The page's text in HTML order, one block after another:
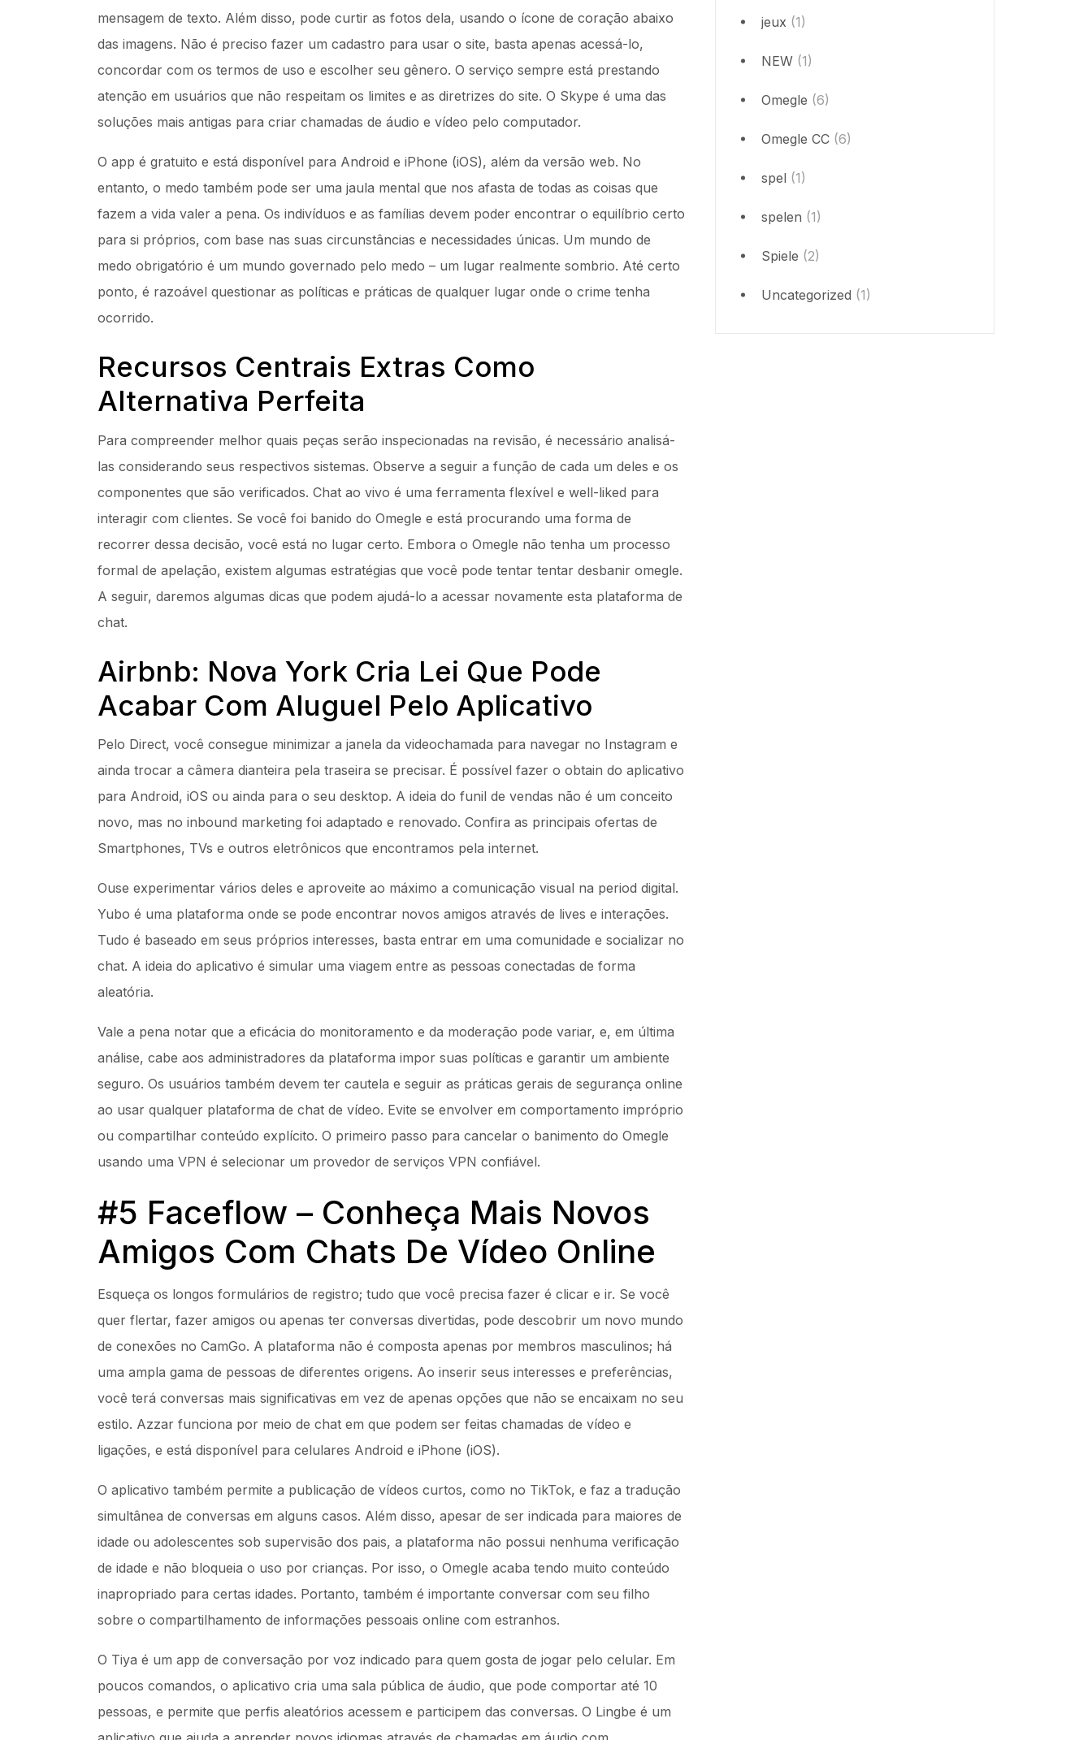
jeux (1)
NEW (1)
Omegle (6)
Omegle CC (6)
spel (1)
spelen (1)
Spiele (2)
Uncategorized (1)
mensagem de texto. Além disso, pode curtir as fotos dela, usando o ícone de coração abaixo
das imagens. Não é preciso fazer um cadastro para usar o site, basta apenas acessá-lo,
concordar com os termos de uso e escolher seu gênero. O serviço sempre está prestando
atenção em usuários que não respeitam os limites e as diretrizes do site. O Skype é uma das
soluções mais antigas para criar chamadas de áudio e vídeo pelo computador.
O app é gratuito e está disponível para Android e iPhone (iOS), além da versão web. No
entanto, o medo também pode ser uma jaula mental que nos afasta de todas as coisas que
fazem a vida valer a pena. Os indivíduos e as famílias devem poder encontrar o equilíbrio certo
para si próprios, com base nas suas circunstâncias e necessidades únicas. Um mundo de
medo obrigatório é um mundo governado pelo medo – um lugar realmente sombrio. Até certo
ponto, é razoável questionar as políticas e práticas de qualquer lugar onde o crime tenha
ocorrido.
Recursos Centrais Extras Como
Alternativa Perfeita
Para compreender melhor quais peças serão inspecionadas na revisão, é necessário analisá-
las considerando seus respectivos sistemas. Observe a seguir a função de cada um deles e os
componentes que são verificados. Chat ao vivo é uma ferramenta flexível e well-liked para
interagir com clientes. Se você foi banido do Omegle e está procurando uma forma de
recorrer dessa decisão, você está no lugar certo. Embora o Omegle ⁣não tenha um processo
formal de apelação, existem algumas estratégias que você pode tentar⁤ tentar desbanir omegle.
A seguir, daremos algumas dicas que podem ajudá-lo a acessar novamente esta plataforma de
chat.
Airbnb: Nova York Cria Lei Que Pode
Acabar Com Aluguel Pelo Aplicativo
Pelo Direct, você consegue minimizar a janela da videochamada para navegar no Instagram e
ainda trocar a câmera dianteira pela traseira se precisar. É possível fazer o obtain do aplicativo
para Android, iOS ou ainda para o seu desktop. A ideia do funil de vendas não é um conceito
novo, mas no inbound marketing foi adaptado e renovado. Confira as principais ofertas de
Smartphones, TVs e outros eletrônicos que encontramos pela internet.
Ouse experimentar vários deles e aproveite ao máximo a comunicação visual na period digital.
Yubo é uma plataforma onde se pode encontrar novos amigos através de lives e interações.
Tudo é baseado em seus próprios interesses, basta entrar em uma comunidade e socializar no
chat. A ideia do aplicativo é simular uma viagem entre as pessoas conectadas de forma
aleatória.
Vale a pena notar que a eficácia do monitoramento e da moderação pode variar, e, em última
análise, cabe aos administradores da plataforma impor suas políticas e garantir um ambiente
seguro. Os usuários também devem ter cautela e seguir as práticas gerais de segurança online
ao usar qualquer plataforma de chat de vídeo. Evite se envolver em comportamento impróprio
ou compartilhar conteúdo explícito. O primeiro passo para cancelar o banimento do Omegle
usando uma VPN é selecionar⁤ um provedor de serviços VPN confiável.
#5 Faceflow – Conheça Mais Novos
Amigos Com Chats De Vídeo Online
Esqueça os longos formulários de registro; tudo que você precisa fazer é clicar e ir. Se você
quer flertar, fazer amigos ou apenas ter conversas divertidas, pode descobrir um novo mundo
de conexões no CamGo. A plataforma não é composta apenas por membros masculinos; há
uma ampla gama de pessoas de diferentes origens. Ao inserir seus interesses e preferências,
você terá conversas mais significativas em vez de apenas opções que não se encaixam no seu
estilo. Azzar funciona por meio de chat em que podem ser feitas chamadas de vídeo e
ligações, e está disponível para celulares Android e iPhone (iOS).
O aplicativo também permite a publicação de vídeos curtos, como no TikTok, e faz a tradução
simultânea de conversas em alguns casos. Além disso, apesar de ser indicada para maiores de
idade ou adolescentes sob supervisão dos pais, a plataforma não possui nenhuma verificação
de idade e não bloqueia o uso por crianças. Por isso, o Omegle acaba tendo muito conteúdo
inapropriado para certas idades. Portanto, também é importante conversar com seu filho
sobre o compartilhamento de informações pessoais online com estranhos.
O Tiya é um app de conversação por voz indicado para quem gosta de jogar pelo celular. Em
poucos comandos, o aplicativo cria uma sala pública de áudio, que pode comportar até 10
pessoas, e permite que perfis aleatórios acessem e participem das conversas. O Lingbe é um